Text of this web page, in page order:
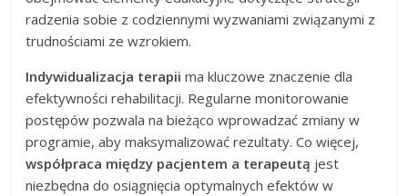
radzenia sobie z codziennymi wyzwaniami związanymi z
trudnościami ze wzrokiem.
Indywidualizacja terapii ma kluczowe znaczenie dla
efektywności rehabilitacji. Regularne monitorowanie
postępów pozwala na bieżąco wprowadzać zmiany w
programie, aby maksymalizować rezultaty. Co więcej,
współpraca między pacjentem a terapeutą jest
niezbędna do osiągnięcia optymalnych efektów w